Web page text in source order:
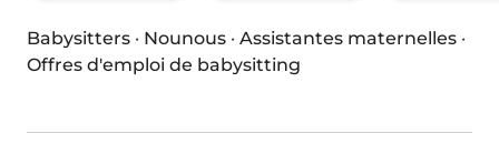
Babysitters · Nounous · Assistantes maternelles ·
Offres d'emploi de babysitting